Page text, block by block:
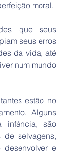
moral.
que seus
seus erros
da vida, até
num mundo
estão no
Alguns
infância, são
de selvagens,
e